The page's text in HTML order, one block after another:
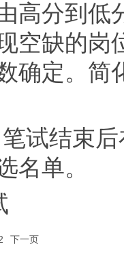
高分到低
空缺的岗
确定。简
试结束
名单。
下一页